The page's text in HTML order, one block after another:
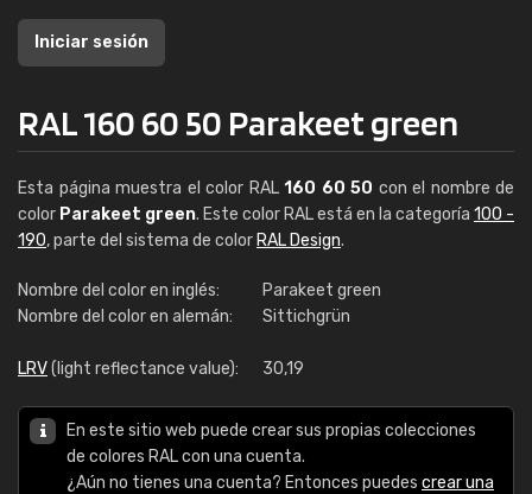
Iniciar sesión
RAL 160 60 50 Parakeet green
Esta página muestra el color RAL 160 60 50 con el nombre de
color Parakeet green. Este color RAL está en la categoría 100 -
190, parte del sistema de color RAL Design.
Nombre del color en inglés:
Parakeet green
Nombre del color en alemán:
Sittichgrün
LRV(light reflectance value): 30,19
En este sitio web puede crear sus propias colecciones
de colores RAL con una cuenta.
¿Aún no tienes una cuenta? Entonces puedes crear una